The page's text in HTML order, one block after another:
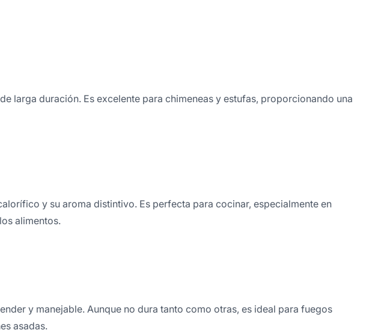
larga duración. Es excelente para chimeneas y estufas, proporcionando una
y su aroma distintivo. Es perfecta para cocinar, especialmente en
alimentos.
y manejable. Aunque no dura tanto como otras, es ideal para fuegos
asadas.